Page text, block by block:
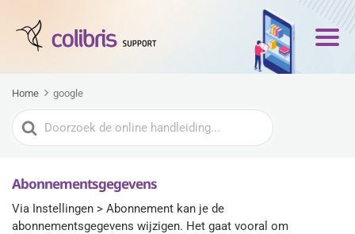
Home google
Zoeken
naar
Abonnementsgegevens
Via Instellingen > Abonnement kan je de
abonnementsgegevens wijzigen. Het gaat vooral om